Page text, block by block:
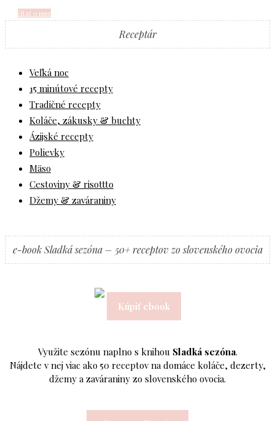
čítať o mne
Receptár
Veľká noc
15 minútové recepty
Tradičné recepty
Koláče, zákusky & buchty
Ázijské recepty
Polievky
Mäso
Cestoviny & risottto
Džemy & zaváraniny
e-book Sladká sezóna – 50+ receptov zo slovenského ovocia
Kúpiť ebook
Využite sezónu naplno s knihou Sladká sezóna.
Nájdete v nej viac ako 50 receptov na domáce koláče, dezerty,
džemy a zaváraniny zo slovenského ovocia.